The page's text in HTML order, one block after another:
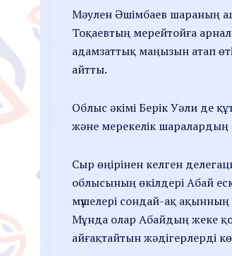
Мәулен Әшімбаев шараның
Тоқаевтың мерейтойға
адамзаттық маңызын атап
айтты.
Облыс әкімі Берік Уәли де
және мерекелік шаралардың
Сыр өңірінен келген
облысының өкілдері Абай
мүшелері сондай-ақ ақынның
Мұнда олар Абайдың жеке
айғақтайтын жәдігерлерді